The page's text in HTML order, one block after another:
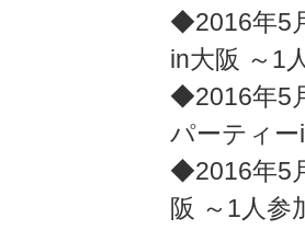
◆2016年5
in大阪 ～1
◆2016年5
パーティー
◆2016年5
阪 ～1人参